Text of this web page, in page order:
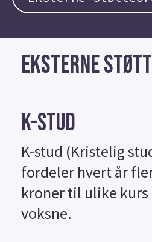
EKSTERNE
K-STUD
K-stud (Kristelig
fordeler hvert år
kroner til ulike
voksne.